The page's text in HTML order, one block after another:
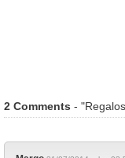
2 Comments -